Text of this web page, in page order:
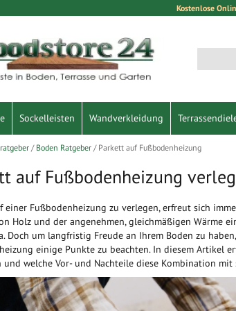
Kostenlose
Suche
Sockelleisten Wandverkleidung
Boden Ratgeber Parkett auf Fußbodenheizung
auf Fußbodenheizung
einer Fußbodenheizung zu verlegen, erfreut sich
Holz und der angenehmen, gleichmäßigen Wärme
Doch um langfristig Freude an Ihrem Boden zu
einige Punkte zu beachten. In diesem Artikel
und welche Vor- und Nachteile diese Kombination